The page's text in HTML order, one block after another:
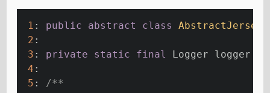
1 : public abstract class
2 :
3 : private static final
Logger logger =
4 :
5 : /**